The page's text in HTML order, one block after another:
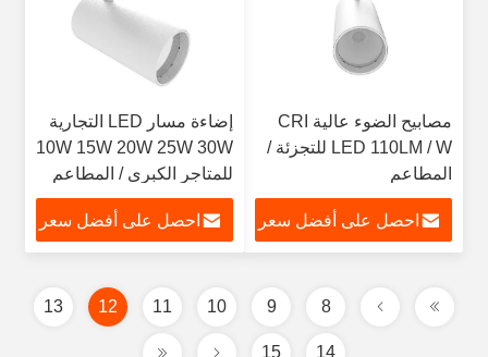
مصابيح الضوء عالية CRI
LED 110LM / W للتجزئة /
المطاعم
احصل على أفضل سعر
إضاءة مسار LED التجارية
10W 15W 20W 25W 30W
للمتاجر الكبرى / المطاعم
احصل على أفضل سعر
8
9
10
11
12
13
14
15